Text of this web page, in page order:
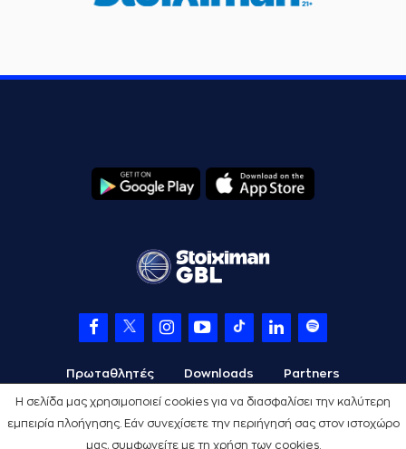
Η σελίδα μας χρησιμοποιεί cookies για να διασφαλίσει την καλύτερη
εμπειρία πλοήγησης. Εάν συνεχίσετε την περιήγησή σας στον ιστοχώρο
μας, συμφωνείτε με τη χρήση των cookies.
Πρωταθλητές Downloads Partners